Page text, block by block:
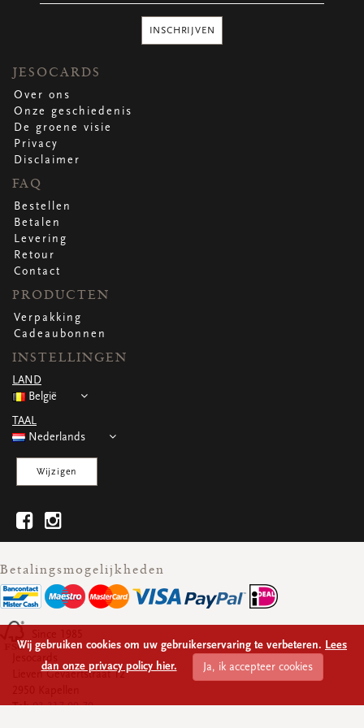
bekijk alle
bekijk alle
bekijk alle
bekijk alle
VERPAKKING
Verpakking op rol
bekijk alle
Hoezen
bekijk alle
Flowerbag
bekijk alle
Draagtassen
bekijk alle
Omslagen
bekijk alle
bekijk alle
Vierkante wenskaartjes
bekijk alle
bekijk alle
Rechthoekige wenskaartjes
bekijk alle
Wenskaarten
bekijk alle
Per gelegenheid
bekijk alle
INSCHRIJVEN
JESOCARDS
Over ons
Onze geschiedenis
De groene visie
Privacy
Disclaimer
FAQ
Bestellen
Betalen
Levering
Retour
Contact
PRODUCTEN
Verpakking
Cadeaubonnen
INSTELLINGEN
LAND
België
TAAL
Nederlands
Wijzigen
Betalingsmogelijkheden
Jesocards
Lieven Gevaertstraat 12
Tel: 03 317 09 70
Wij gebruiken cookies om uw gebruikerservaring te verbeteren. Lees
dan onze privacy policy hier.
Ja, ik accepteer cookies